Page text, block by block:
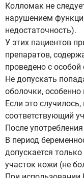
Колломак не
нарушением
недостаточность).
У этих пациентов
препаратов,
проведено с
Не допускать
оболочки, особенно
Если это
соответствующий
После
В период
допускается
участок кожи (не